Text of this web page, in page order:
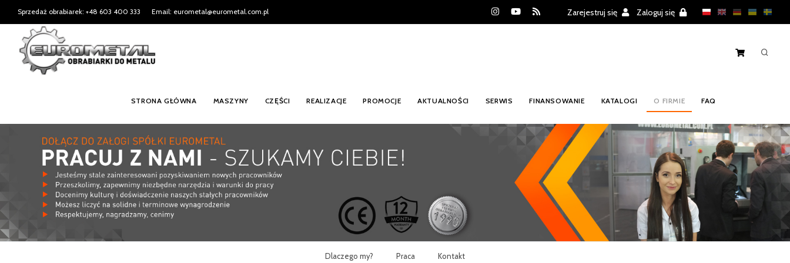
Sprzedaż obrabiarek: +48 603 400 333 Email: eurometal@eurometal.com.pl Zarejestruj się Zaloguj się
STRONA GŁÓWNA MASZYNY CZĘŚCI REALIZACJE PROMOCJE AKTUALNOŚCI SERWIS FINANSOWANIE KATALOGI O FIRMIE FAQ
Dlaczego my? Praca Kontakt